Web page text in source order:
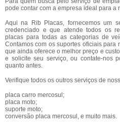
pode contar com a empresa ideal para a
Aqui na Rib Placas, fornecemos um
credenciado e que atende todos os
placas para todas as categorias de
Contamos com os suportes oficiais para
que ainda oferece o melhor preço e
e solicite seu serviço, ou contate-nos
quanto antes.
Verifique todos os outros serviços de
placa carro mercosul;
placa moto;
suporte moto;
conversão placa mercosul, e muito mais.